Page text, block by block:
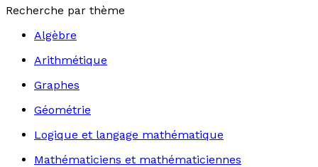
Recherche par thème
Algèbre
Arithmétique
Graphes
Géométrie
Logique et langage mathématique
Mathématiciens et mathématiciennes